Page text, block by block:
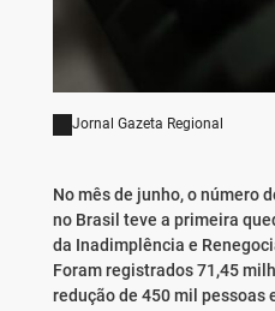
Jornal Gazeta Regional
No mês de junho, o número
no Brasil teve a primeira
da Inadimplência e
Foram registrados 71,45
redução de 450 mil pessoas